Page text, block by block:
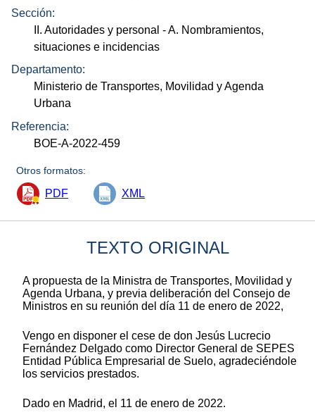
Sección:
II. Autoridades y personal - A. Nombramientos,
situaciones e incidencias
Departamento:
Ministerio de Transportes, Movilidad y Agenda
Urbana
Referencia:
BOE-A-2022-459
Otros formatos:
PDF XML
TEXTO ORIGINAL
A propuesta de la Ministra de Transportes, Movilidad y
Agenda Urbana, y previa deliberación del Consejo de
Ministros en su reunión del día 11 de enero de 2022,
Vengo en disponer el cese de don Jesús Lucrecio
Fernández Delgado como Director General de SEPES
Entidad Pública Empresarial de Suelo, agradeciéndole
los servicios prestados.
Dado en Madrid, el 11 de enero de 2022.